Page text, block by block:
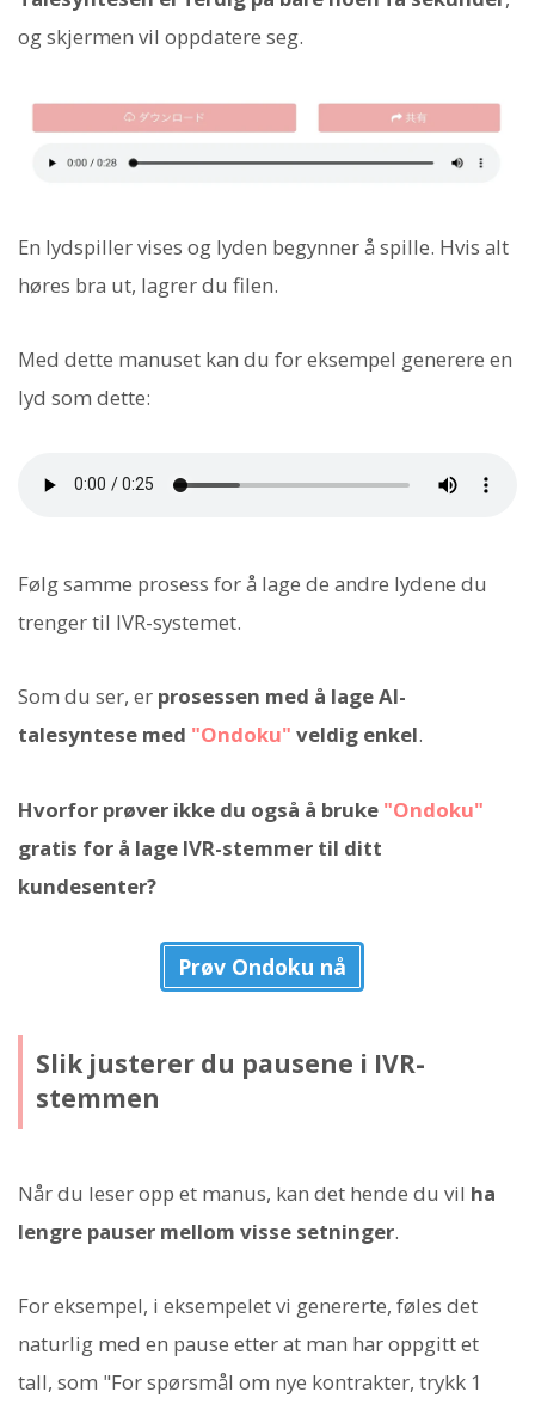
og skjermen vil oppdatere seg.
En lydspiller vises og lyden begynner å spille. Hvis alt
høres bra ut, lagrer du filen.
Med dette manuset kan du for eksempel generere en
lyd som dette:
Følg samme prosess for å lage de andre lydene du
trenger til IVR-systemet.
Som du ser, er prosessen med å lage AI-
talesyntese med "Ondoku" veldig enkel.
Hvorfor prøver ikke du også å bruke "Ondoku"
gratis for å lage IVR-stemmer til ditt
kundesenter?
Prøv Ondoku nå
Slik justerer du pausene i IVR-
stemmen
Når du leser opp et manus, kan det hende du vil ha
lengre pauser mellom visse setninger.
For eksempel, i eksempelet vi genererte, føles det
naturlig med en pause etter at man har oppgitt et
tall, som "For spørsmål om nye kontrakter, trykk 1